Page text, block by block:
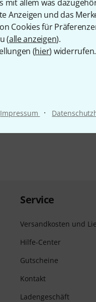
mit allem was
Anzeigen und das
Cookies für
(alle anzeigen).
(hier) widerrufen.
Impressum ·
dem Erhalt von E-Mail-
jederzeit möglich. Weitere
Service
Versandkosten und
Hilfe-Center
Gutscheine
Kontakt
Ladengeschäft